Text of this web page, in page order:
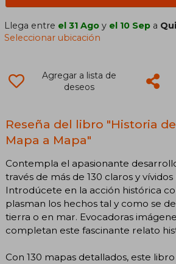
Llega entre el 31 Ago y el 10 Sep a
Seleccionar ubicación
Agregar a lista de
deseos
Reseña del libro "Historia
Mapa a Mapa"
Contempla el apasionante
través de más de 130 claros y vívidos
Introdúcete en la acción histórica
plasman los hechos tal y como se
tierra o en mar. Evocadoras
completan este fascinante relato
Con 130 mapas detallados, este